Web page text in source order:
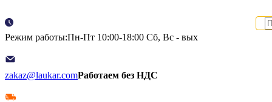
Режим работы:Пн-Пт 10:00-18:00 Сб, Вс - вых
zakaz@laukar.comРаботаем без НДС